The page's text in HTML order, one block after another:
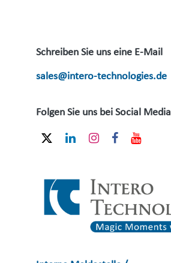
Schreiben Sie uns eine E-Mail
sales@intero-technologies.de
Folgen Sie uns bei Social Media